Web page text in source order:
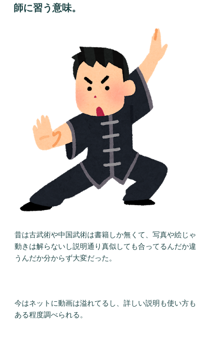
稿
日:
師に習う意味。
昔は古武術や中国武術は書籍しか無くて、写真や絵じゃ
動きは解らないし説明通り真似しても合ってるんだか違
うんだか分からず大変だった。
今はネットに動画は溢れてるし、詳しい説明も使い方も
ある程度調べられる。